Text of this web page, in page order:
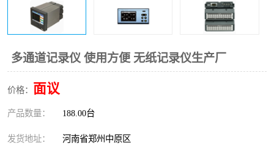
多通道记录仪 使用方便 无纸记录仪生产厂
价格： 面议
产品数量： 188.00台
发货地址： 河南省郑州中原区
流量仪表 加油站液位仪